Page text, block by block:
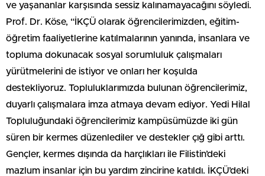
ve yaşananlar karşısında sessiz kalınamayacağını söyledi.
Prof. Dr. Köse, “İKÇÜ olarak öğrencilerimizden, eğitim-
öğretim faaliyetlerine katılmalarının yanında, insanlara ve
topluma dokunacak sosyal sorumluluk çalışmaları
yürütmelerini de istiyor ve onları her koşulda
destekliyoruz. Topluluklarımızda bulunan öğrencilerimiz,
duyarlı çalışmalara imza atmaya devam ediyor. Yedi Hilal
Topluluğundaki öğrencilerimiz kampüsümüzde iki gün
süren bir kermes düzenlediler ve destekler çığ gibi arttı.
Gençler, kermes dışında da harçlıkları ile Filistin’deki
mazlum insanlar için bu yardım zincirine katıldı. İKÇÜ’deki